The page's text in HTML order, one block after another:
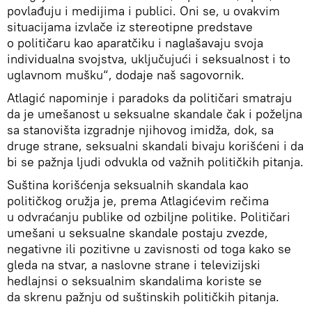
povlađuju i medijima i publici. Oni se, u ovakvim
situacijama izvlače iz stereotipne predstave
o političaru kao aparatčiku i naglašavaju svoja
individualna svojstva, uključujući i seksualnost i to
uglavnom mušku“, dodaje naš sagovornik.
Atlagić napominje i paradoks da političari smatraju
da je umešanost u seksualne skandale čak i poželjna
sa stanovišta izgradnje njihovog imidža, dok, sa
druge strane, seksualni skandali bivaju korišćeni i da
bi se pažnja ljudi odvukla od važnih političkih pitanja.
Suština korišćenja seksualnih skandala kao
političkog oružja je, prema Atlagićevim rečima
u odvraćanju publike od ozbiljne politike. Političari
umešani u seksualne skandale postaju zvezde,
negativne ili pozitivne u zavisnosti od toga kako se
gleda na stvar, a naslovne strane i televizijski
hedlajnsi o seksualnim skandalima koriste se
da skrenu pažnju od suštinskih političkih pitanja.